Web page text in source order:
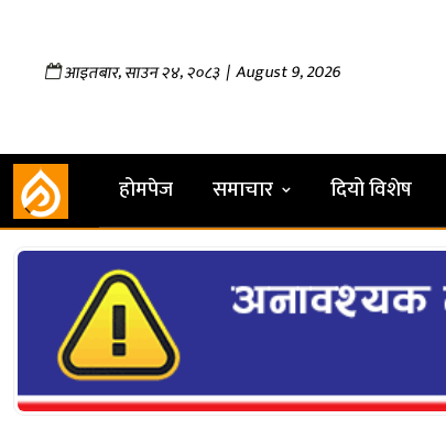
आइतबार,साउन२४,२०८३| August 9, 2026
होमपेज समाचार दियो विशेष